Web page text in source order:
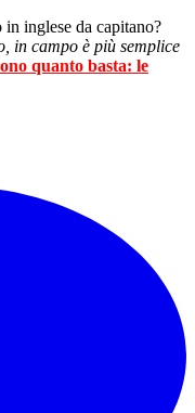
inglese da capitano?
in campo è più semplice
quanto basta: le